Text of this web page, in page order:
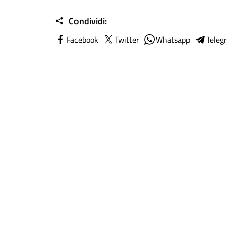
Condividi:
Facebook Twitter Whatsapp